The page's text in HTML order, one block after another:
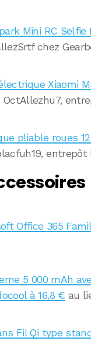
Mini RC
chez
Xiaomi
pliable roues
entrepôt
Office 365
5 000 mAh
à 16,8 € au
Fil Qi type